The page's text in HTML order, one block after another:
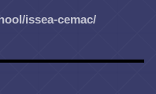
issea-cemac/